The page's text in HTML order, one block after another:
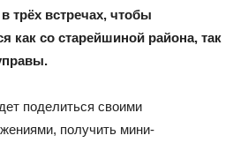
трёх встречах, чтобы
как со старейшиной района, так
поделиться своими
получить мини-